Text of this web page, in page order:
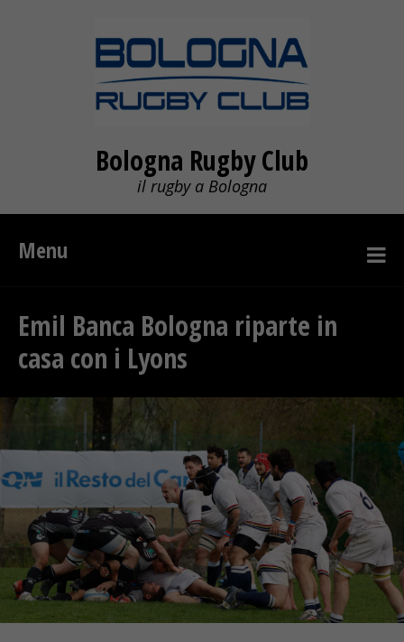
Bologna Rugby Club
il rugby a Bologna
Menu
Emil Banca Bologna riparte in
casa con i Lyons